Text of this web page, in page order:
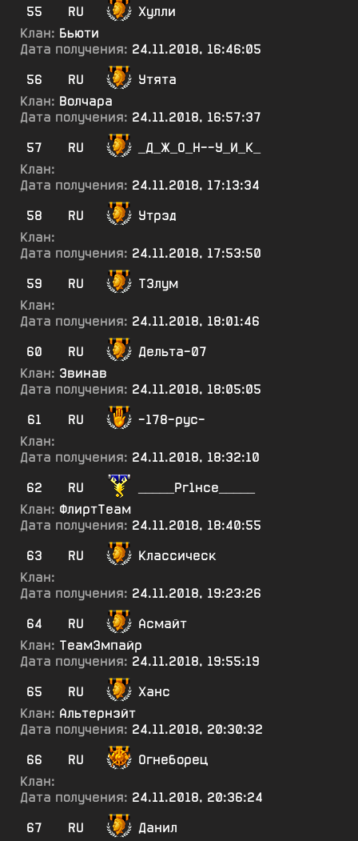
55
RU
Хулли
Клан: Бьюти
Дата получения: 24.11.2018, 16:46:05
56
RU
Утята
Клан: Волчара
Дата получения: 24.11.2018, 16:57:37
57
RU
_Д_Ж_О_Н--У_И_К_
Клан:
Дата получения: 24.11.2018, 17:13:34
58
RU
Утрэд
Клан:
Дата получения: 24.11.2018, 17:53:50
59
RU
ТЗлум
Клан:
Дата получения: 24.11.2018, 18:01:46
60
RU
Дельта-07
Клан: Эвинав
Дата получения: 24.11.2018, 18:05:05
61
RU
-178-рус-
Клан:
Дата получения: 24.11.2018, 18:32:10
62
RU
_____Рг1нсе_____
Клан: ФлиртТеам
Дата получения: 24.11.2018, 18:40:55
63
RU
Классическ
Клан:
Дата получения: 24.11.2018, 19:23:26
64
RU
Асмайт
Клан: ТеамЭмпайр
Дата получения: 24.11.2018, 19:55:19
65
RU
Ханс
Клан: Альтернэйт
Дата получения: 24.11.2018, 20:30:32
66
RU
Огнеборец
Клан:
Дата получения: 24.11.2018, 20:36:24
67
RU Данил